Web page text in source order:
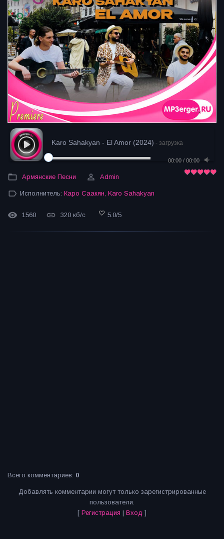
Karo Sahakyan - El Amor (2024) - загрузка
00:00 / 00:00
Армянские Песни Admin
Исполнитель: Каро Саакян Karo Sahakyan
1560 320 кб/с 5.0/5
Всего комментариев: 0
Добавлять комментарии могут только зарегистрированные
пользователи.
[ Регистрация | Вход ]